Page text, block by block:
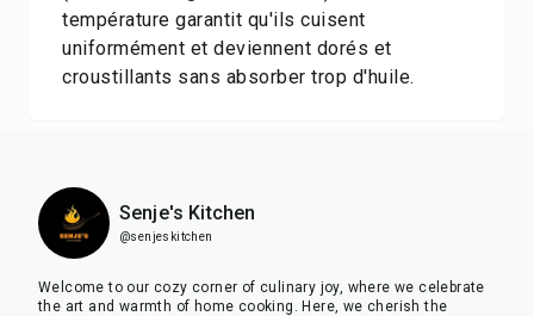
température garantit qu'ils cuisent
uniformément et deviennent dorés et
croustillants sans absorber trop d'huile.
Senje's Kitchen
@senjeskitchen
Welcome to our cozy corner of culinary joy, where we celebrate
the art and warmth of home cooking. Here, we cherish the